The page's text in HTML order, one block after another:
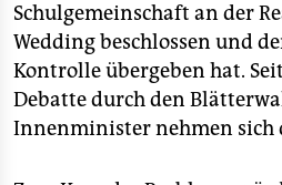
Schulgemeinschaft an der
Wedding beschlossen und
Kontrolle übergeben hat.
Debatte durch den
Innenminister nehmen sich